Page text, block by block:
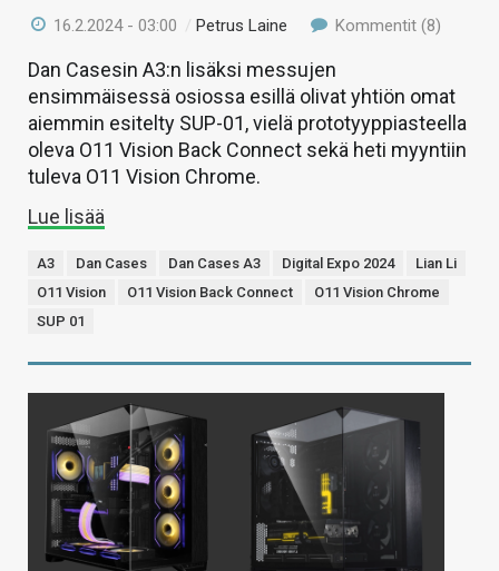
16.2.2024 - 03:00 /Petrus Laine Kommentit (8)
Dan Casesin A3:n lisäksi messujen
ensimmäisessä osiossa esillä olivat yhtiön omat
aiemmin esitelty SUP-01, vielä prototyyppiasteella
oleva O11 Vision Back Connect sekä heti myyntiin
tuleva O11 Vision Chrome.
Lue lisää
A3 Dan Cases Dan Cases A3 Digital Expo 2024
Lian Li
O11 Vision
O11 Vision Back Connect
O11 Vision Chrome
SUP 01